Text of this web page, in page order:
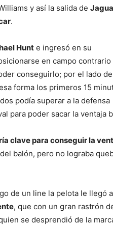
y así la salida de
.
Hunt e ingresó en su
en campo contrario
conseguirlo; por el lado de
forma los primeros 15
podía superar a la defensa
para poder sacar la ventaja
clave para conseguir la
balón, pero no lograba
de un line la pelota le llegó a
, que con un gran rastrón
se desprendió de la